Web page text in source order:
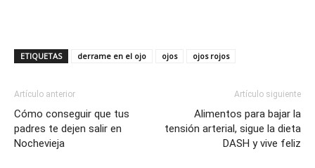
ETIQUETAS derrame en el ojo ojos ojos rojos
Artículo anterior
Cómo conseguir que tus
padres te dejen salir en
Nochevieja
Artículo siguiente
Alimentos para bajar la
tensión arterial, sigue la dieta
DASH y vive feliz